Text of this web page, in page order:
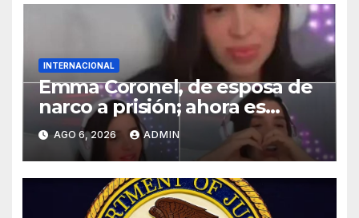
INTERNACIONAL
Emma Coronel, de esposa de
narco a prisión; ahora es
tiktoker
AGO 6, 2026 ADMIN